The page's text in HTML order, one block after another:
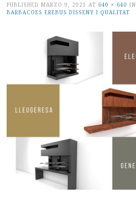
PUBLISHEDMARZO 9, 2021 AT 640 × 640 IN
BARBACOES EREBUS DISSENY I QUALITAT